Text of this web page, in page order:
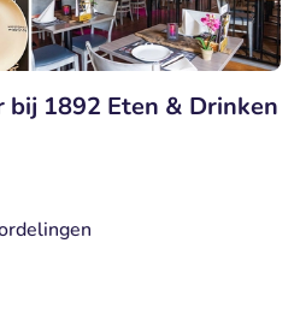
1892 Eten & Drinken